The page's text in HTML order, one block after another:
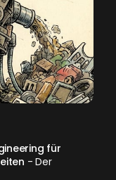
für
- Der